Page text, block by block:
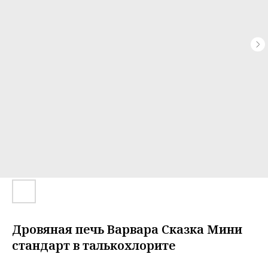
Дровяная печь Варвара Сказка Мини
стандарт в талькохлорите